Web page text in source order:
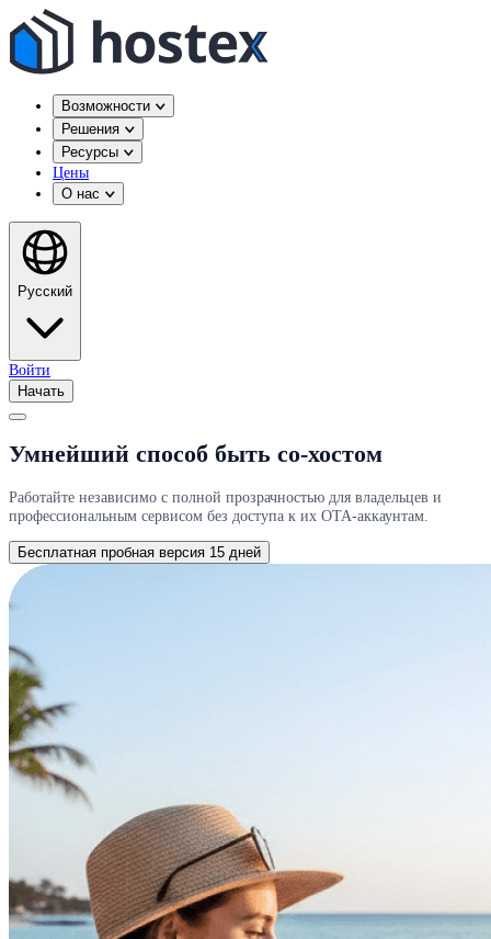
Возможности
Решения
Ресурсы
Цены
О нас
Русский
Войти
Начать
Умнейший способ быть со-хостом
Работайте независимо с полной прозрачностью для владельцев и
профессиональным сервисом без доступа к их OTA-аккаунтам.
Бесплатная пробная версия 15 дней